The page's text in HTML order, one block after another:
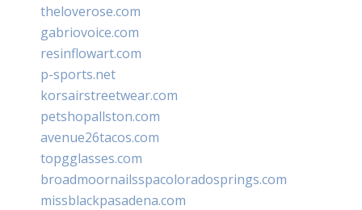
theloverose.com
gabriovoice.com
resinflowart.com
p-sports.net
korsairstreetwear.com
petshopallston.com
avenue26tacos.com
topgglasses.com
broadmoornailsspacoloradosprings.com
missblackpasadena.com